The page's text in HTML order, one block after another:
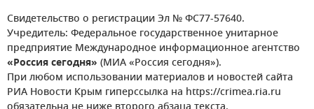
Свидетельство о регистрации Эл № ФС77-57640.
Учредитель: Федеральное государственное унитарное
предприятие Международное информационное агентство
«Россия сегодня» (МИА «Россия сегодня»).
При любом использовании материалов и новостей сайта
РИА Новости Крым гиперссылка на https://crimea.ria.ru